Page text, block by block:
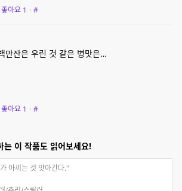
좋아요 1 · #
만잔은 우린 것 같은 병맛은…
좋아요 1 · #
는 이 작품도 읽어보세요!
아끼는 것 앗아간다."